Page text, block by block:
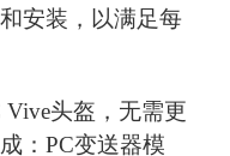
安装，以满足每
头盔，无需更
：PC变送器模